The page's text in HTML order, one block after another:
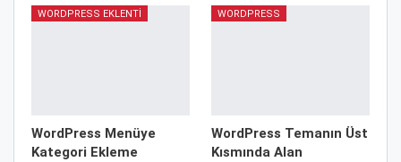
WORDPRESS EKLENTI
WordPress Menüye
Kategori Ekleme
WORDPRESS
WordPress Temanın Üst
Kısmında Alan